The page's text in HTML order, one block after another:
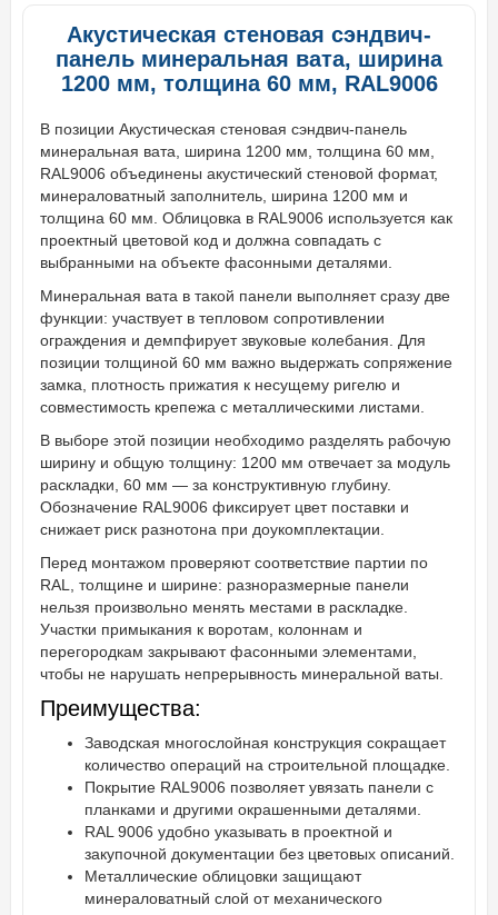
Акустическая стеновая сэндвич-
панель минеральная вата, ширина
1200 мм, толщина 60 мм, RAL9006
В позиции Акустическая стеновая сэндвич-панель
минеральная вата, ширина 1200 мм, толщина 60 мм,
RAL9006 объединены акустический стеновой формат,
минераловатный заполнитель, ширина 1200 мм и
толщина 60 мм. Облицовка в RAL9006 используется как
проектный цветовой код и должна совпадать с
выбранными на объекте фасонными деталями.
Минеральная вата в такой панели выполняет сразу две
функции: участвует в тепловом сопротивлении
ограждения и демпфирует звуковые колебания. Для
позиции толщиной 60 мм важно выдержать сопряжение
замка, плотность прижатия к несущему ригелю и
совместимость крепежа с металлическими листами.
В выборе этой позиции необходимо разделять рабочую
ширину и общую толщину: 1200 мм отвечает за модуль
раскладки, 60 мм — за конструктивную глубину.
Обозначение RAL9006 фиксирует цвет поставки и
снижает риск разнотона при доукомплектации.
Перед монтажом проверяют соответствие партии по
RAL, толщине и ширине: разноразмерные панели
нельзя произвольно менять местами в раскладке.
Участки примыкания к воротам, колоннам и
перегородкам закрывают фасонными элементами,
чтобы не нарушать непрерывность минеральной ваты.
Преимущества:
Заводская многослойная конструкция сокращает
количество операций на строительной площадке.
Покрытие RAL9006 позволяет увязать панели с
планками и другими окрашенными деталями.
RAL 9006 удобно указывать в проектной и
закупочной документации без цветовых описаний.
Металлические облицовки защищают
минераловатный слой от механического